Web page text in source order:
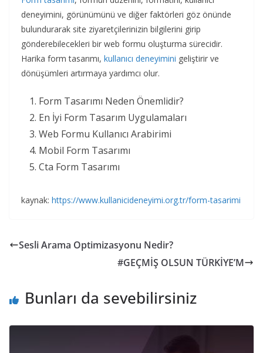
deneyimini, görünümünü ve diğer faktörleri göz önünde
bulundurarak site ziyaretçilerinizin bilgilerini girip
gönderebilecekleri bir web formu oluşturma sürecidir.
Harika form tasarımı, kullanıcı deneyimini geliştirir ve
dönüşümleri artırmaya yardımcı olur.
Form Tasarımı Neden Önemlidir?
En İyi Form Tasarım Uygulamaları
Web Formu Kullanıcı Arabirimi
Mobil Form Tasarımı
Cta Form Tasarımı
kaynak: https://www.kullanicideneyimi.org.tr/form-tasarimi
Sesli Arama Optimizasyonu Nedir?
#GEÇMİŞ OLSUN TÜRKİYE’M
Bunları da sevebilirsiniz